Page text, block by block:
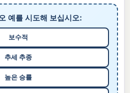
예를 시도해 보십시오:
보수적
추세 추종
높은 승률